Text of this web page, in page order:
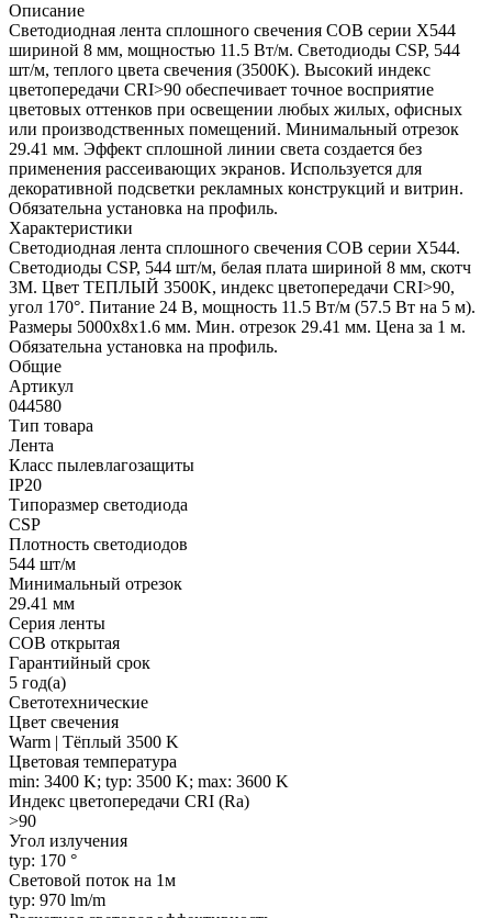
Описание
Светодиодная лента сплошного свечения COB серии X544
шириной 8 мм, мощностью 11.5 Вт/м. Светодиоды CSP, 544
шт/м, теплого цвета свечения (3500K). Высокий индекс
цветопередачи CRI>90 обеспечивает точное восприятие
цветовых оттенков при освещении любых жилых, офисных
или производственных помещений. Минимальный отрезок
29.41 мм. Эффект сплошной линии света создается без
применения рассеивающих экранов. Используется для
декоративной подсветки рекламных конструкций и витрин.
Обязательна установка на профиль.
Характеристики
Светодиодная лента сплошного свечения COB серии X544.
Светодиоды CSP, 544 шт/м, белая плата шириной 8 мм, скотч
3M. Цвет ТЕПЛЫЙ 3500K, индекс цветопередачи CRI>90,
угол 170°. Питание 24 В, мощность 11.5 Вт/м (57.5 Вт на 5 м).
Размеры 5000x8x1.6 мм. Мин. отрезок 29.41 мм. Цена за 1 м.
Обязательна установка на профиль.
Общие
Артикул
044580
Тип товара
Лента
Класс пылевлагозащиты
IP20
Типоразмер светодиода
CSP
Плотность светодиодов
544 шт/м
Минимальный отрезок
29.41 мм
Серия ленты
COB открытая
Гарантийный срок
5 год(а)
Светотехнические
Цвет свечения
Warm | Тёплый 3500 K
Цветовая температура
min: 3400 K; typ: 3500 K; max: 3600 K
Индекс цветопередачи CRI (Ra)
>90
Угол излучения
typ: 170 °
Световой поток на 1м
typ: 970 lm/m